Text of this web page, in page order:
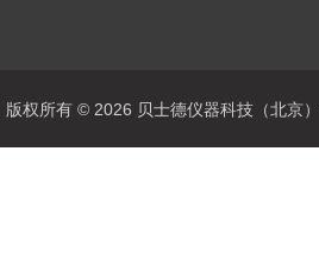
版权所有 © 2026 贝士德仪器科技（北